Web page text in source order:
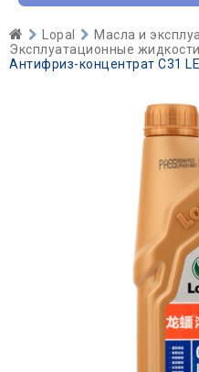
Lopal
Масла и
Эксплуатационные жидкости
Антифриз-концентрат C31